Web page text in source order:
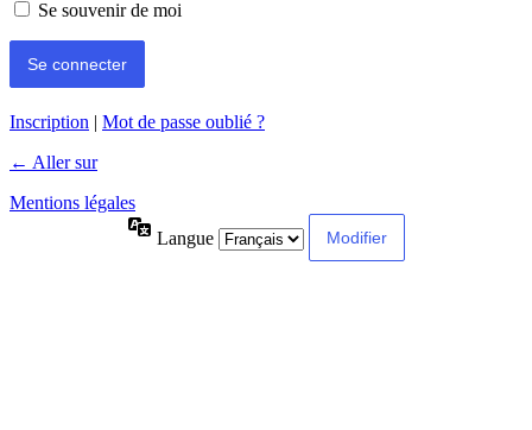
Se souvenir de moi
Inscription | Mot de passe oublié ?
← Aller sur
Mentions légales
Langue